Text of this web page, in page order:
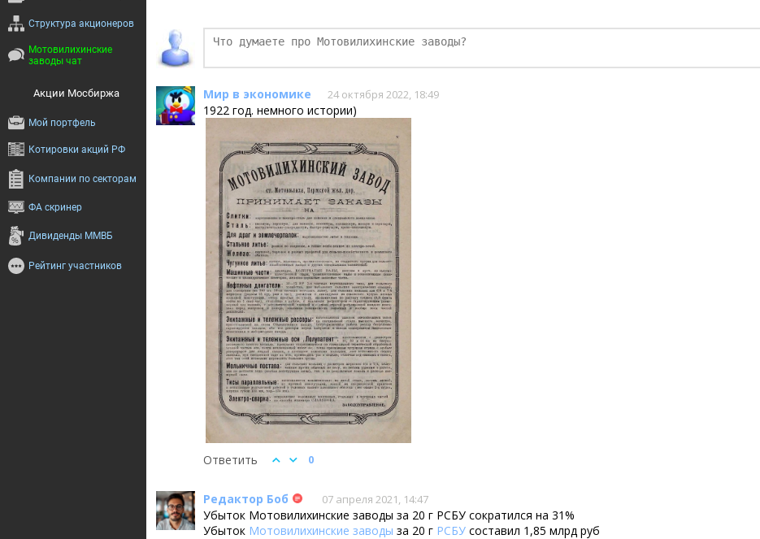
Финаме
Мир в экономике 24 октября 2022, 18:49
1922 год. немного истории)
Ответить 0
Редактор Боб 07 апреля 2021, 14:47
Убыток Мотовилихинские заводы за 20 г РСБУ сократился на 31%
Убыток Мотовилихинские заводы за 20 г РСБУ составил 1,85 млрд руб
Структура акционеров
Мотовилихинские
заводы чат
Акции Мосбиржа
Мой портфель
Котировки акций РФ
Компании по секторам
ФА скринер
Дивиденды ММВБ
Рейтинг участников